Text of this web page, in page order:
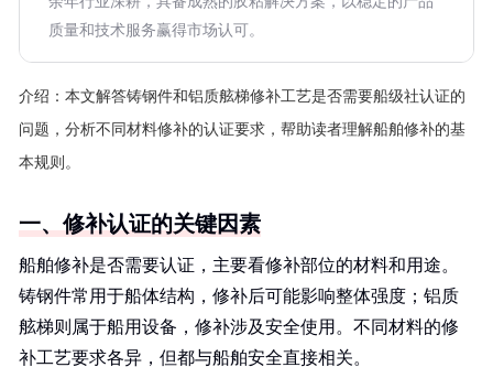
质量和技术服务赢得市场认可。
介绍： 本文解答铸钢件和铝质舷梯修补工艺是否需要船级社认证的
问题，分析不同材料修补的认证要求，帮助读者理解船舶修补的基
本规则。
一、修补认证的关键因素
船舶修补是否需要认证，主要看修补部位的材料和用途。
铸钢件常用于船体结构，修补后可能影响整体强度；铝质
舷梯则属于船用设备，修补涉及安全使用。不同材料的修
补工艺要求各异，但都与船舶安全直接相关。